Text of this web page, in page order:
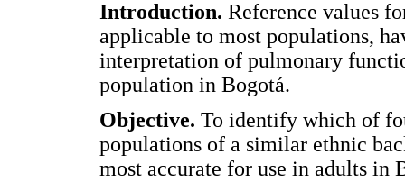
Introduction. Reference values
applicable to most populations,
interpretation of pulmonary
population in Bogotá.
Objective. To identify which of
populations of a similar ethnic
most accurate for use in adults in